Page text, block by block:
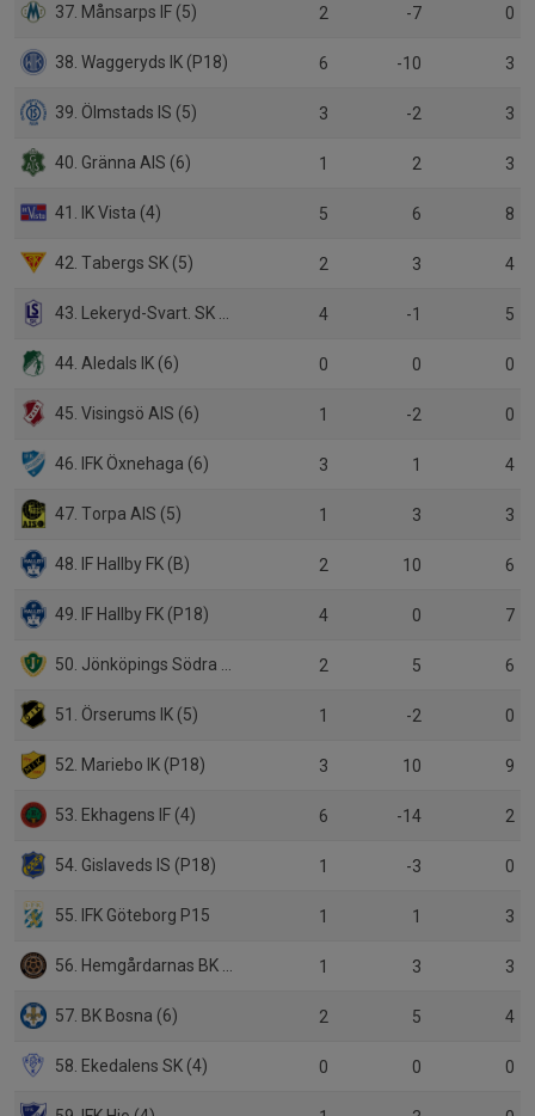
37. Månsarps IF (5) 2 -7 0
38. Waggeryds IK (P18) 6 -10 3
39. Ölmstads IS (5) 3 -2 3
40. Gränna AIS (6) 1 2 3
41. IK Vista (4) 5 6 8
42. Tabergs SK (5) 2 3 4
43. Lekeryd-Svart. SK (5) 4 -1 5
44. Aledals IK (6) 0 0 0
45. Visingsö AIS (6) 1 -2 0
46. IFK Öxnehaga (6) 3 1 4
47. Torpa AIS (5) 1 3 3
48. IF Hallby FK (B) 2 10 6
49. IF Hallby FK (P18) 4 0 7
50. Jönköpings Södra IF P17 2 5 6
51. Örserums IK (5) 1 -2 0
52. Mariebo IK (P18) 3 10 9
53. Ekhagens IF (4) 6 -14 2
54. Gislaveds IS (P18) 1 -3 0
55. IFK Göteborg P15 1 1 3
56. Hemgårdarnas BK (3) 1 3 3
57. BK Bosna (6) 2 5 4
58. Ekedalens SK (4) 0 0 0